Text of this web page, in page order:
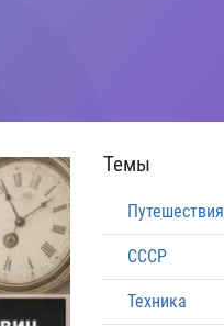
Темы
Путешествия
СССР
Техника